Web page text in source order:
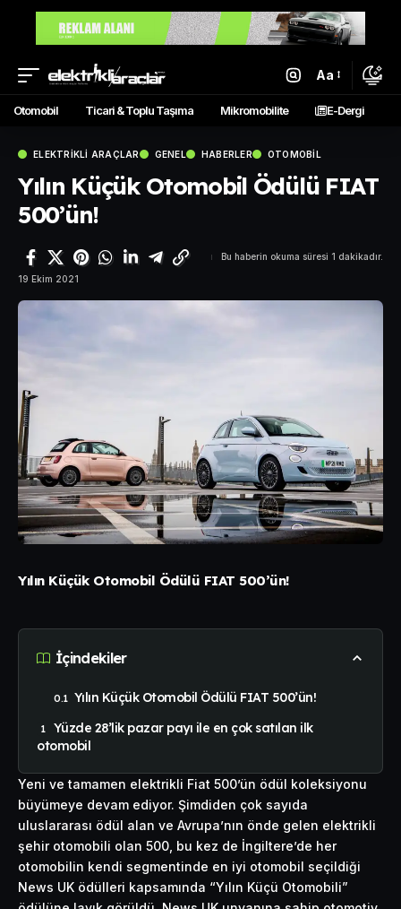
Aa
Otomobil Ticari & Toplu Taşıma Mikromobilite E-Dergi
ELEKTRIKLI ARAÇLAR GENEL HABERLER OTOMOBIL
Yılın Küçük Otomobil Ödülü FIAT
500’ün!
19 Ekim 2021
Bu haberin okuma süresi 1 dakikadır.
Yılın Küçük Otomobil Ödülü FIAT 500’ün!
İçindekiler
Yılın Küçük Otomobil Ödülü FIAT 500’ün!
Yüzde 28’lik pazar payı ile en çok satılan ilk
otomobil
Yeni ve tamamen elektrikli Fiat 500’ün ödül koleksiyonu
büyümeye devam ediyor. Şimdiden çok sayıda
uluslararası ödül alan ve Avrupa’nın önde gelen elektrikli
şehir otomobili olan 500, bu kez de İngiltere’de her
otomobilin kendi segmentinde en iyi otomobil seçildiği
News UK ödülleri kapsamında “Yılın Küçü Otomobili”